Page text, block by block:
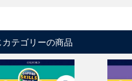
次回の授業のページをすぐに表示
備が場所やデバイスを選ばず短時間
カテゴリーの商品